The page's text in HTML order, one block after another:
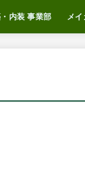
内装 事業部 メ